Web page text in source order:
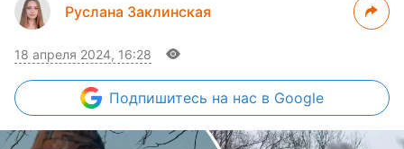
Руслана Заклинская
18 апреля 2024, 16:28
Подпишитесь на нас в Google